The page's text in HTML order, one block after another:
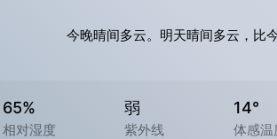
今晚晴间多云。明天晴间多云，比
65%
相对湿度
弱
紫外线
14°
体感温